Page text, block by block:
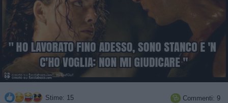
Stime: 15  Commenti: 9